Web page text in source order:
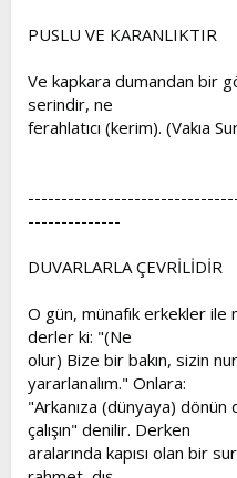
PUSLU VE KARANLIKTIR
Ve kapkara dumandan bir
serindir, ne
ferahlatıcı (kerim). (Vakıa
--------------
DUVARLARLA ÇEVRİLİDİR
O gün, münafık erkekler ile
derler ki: "(Ne
olur) Bize bir bakın, sizin
yararlanalım." Onlara:
"Arkanıza (dünyaya)
çalışın" denilir. Derken
aralarında kapısı olan bir